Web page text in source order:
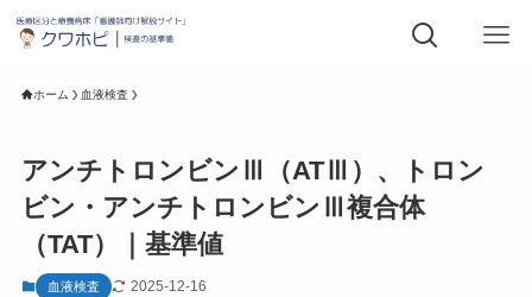
ホーム 血液検査
アンチトロンビンⅢ（ATⅢ）、トロン
ビン・アンチトロンビンⅢ複合体
（TAT）｜基準値
血液検査 2025-12-16